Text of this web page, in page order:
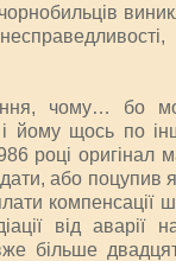
чому… бо
і йому щось по
році оригінал
або
компенсації
від
більше